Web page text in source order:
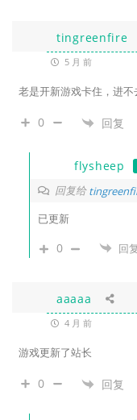
tingreenfire
5 月 前
老是开新游戏卡住，进
0 回复
flysheep
回复给
已更新
0 回复
aaaaa
4 月 前
游戏更新了站长
0 回复